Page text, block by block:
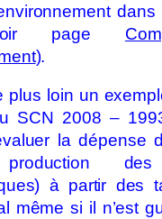
page
).
plus loin un
SCN 2008 –
la dépense
des
à partir des
même si il n’est